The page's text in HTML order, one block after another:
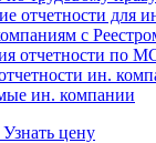
отчетности для
с
отчетности по
ин.
ин. компании
Узнать цену